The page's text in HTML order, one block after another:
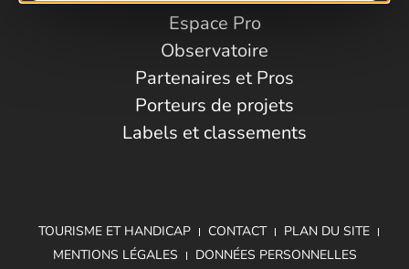
Espace Pro
Observatoire
Partenaires et Pros
Porteurs de projets
Labels et classements
TOURISME ET HANDICAP CONTACT
PLAN DU SITE
MENTIONS LÉGALES
DONNÉES PERSONNELLES